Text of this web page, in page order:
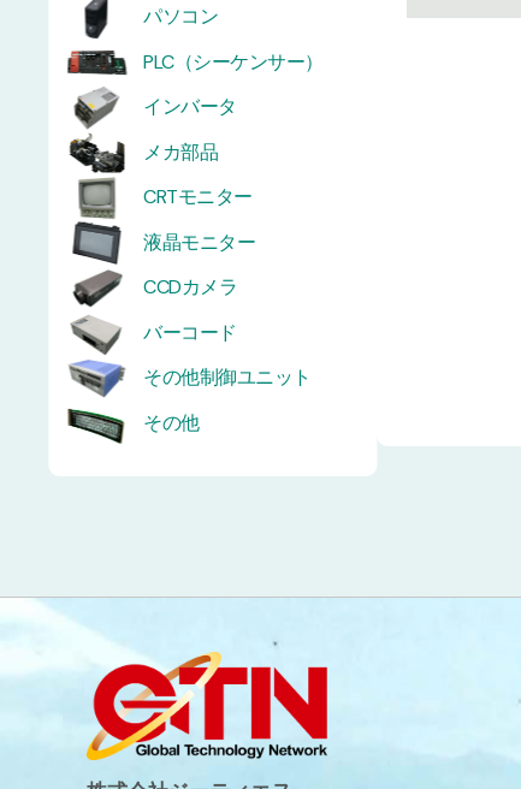
パソコン
PLC（シーケンサー）
インバータ
メカ部品
CRTモニター
液晶モニター
CCDカメラ
バーコード
その他制御ユニット
その他